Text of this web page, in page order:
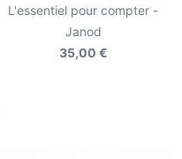
L'essentiel pour compter -
Janod
35,00 €